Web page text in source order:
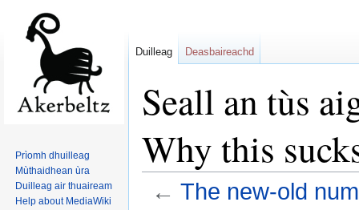
Seall an tùs
Why this
← The new-old
Duilleag Deasbaireachd
Prìomh dhuilleag
Mùthaidhean ùra
Duilleag air thuaiream
Help about MediaWiki